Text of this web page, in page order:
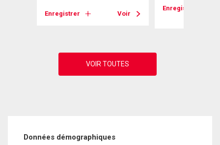
Enregistrer Voir
Enregistrer
Données démographiques